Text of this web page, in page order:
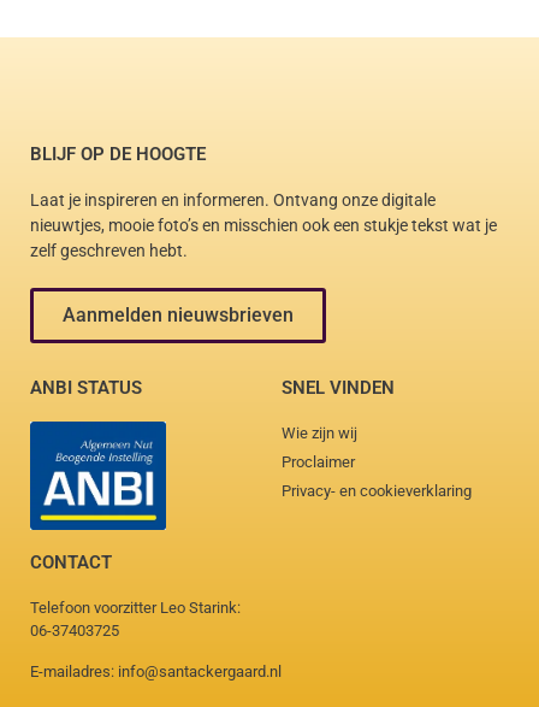
BLIJF OP DE HOOGTE
Laat je inspireren en informeren. Ontvang onze digitale
nieuwtjes, mooie foto’s en misschien ook een stukje tekst wat je
zelf geschreven hebt.
Aanmelden nieuwsbrieven
ANBI STATUS SNEL VINDEN
Wie zijn wij
Proclaimer
Privacy- en cookieverklaring
CONTACT
Telefoon voorzitter Leo Starink:
06-37403725
E-mailadres: info@santackergaard.nl